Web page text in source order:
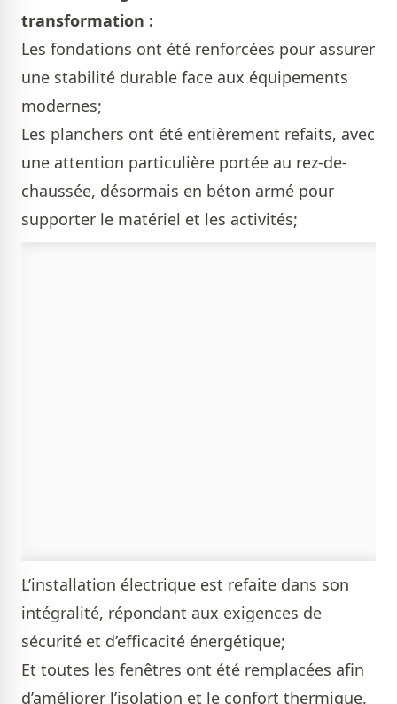
transformation :
Les fondations ont été renforcées pour assurer
une stabilité durable face aux équipements
modernes;
Les planchers ont été entièrement refaits, avec
une attention particulière portée au rez-de-
chaussée, désormais en béton armé pour
supporter le matériel et les activités;
L’installation électrique est refaite dans son
intégralité, répondant aux exigences de
sécurité et d’efficacité énergétique;
Et toutes les fenêtres ont été remplacées afin
d’améliorer l’isolation et le confort thermique.